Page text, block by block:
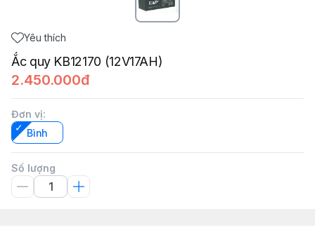
Yêu thích
Ắc quy KB12170 (12V17AH)
2.450.000đ
Đơn vị:
Bình
Số lượng